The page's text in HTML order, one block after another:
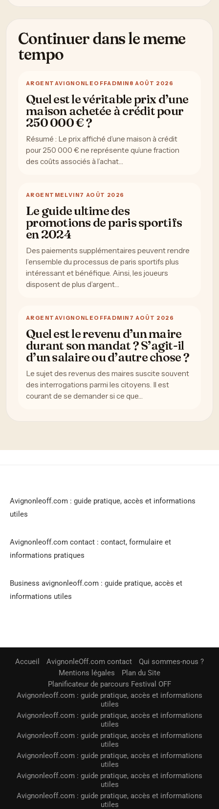
Continuer dans le meme
tempo
ARGENT AVIGNONLEOFFADMIN 8 AOÛT 2026
Quel est le véritable prix d’une
maison achetée à crédit pour
250 000 € ?
Résumé : Le prix affiché d’une maison à crédit
pour 250 000 € ne représente qu’une fraction
des coûts associés à l’achat…
ARGENT MELVIN7 AOÛT 2026
Le guide ultime des
promotions de paris sportifs
en 2024
Des paiements supplémentaires peuvent rendre
l’ensemble du processus de paris sportifs plus
intéressant et bénéfique. Ainsi, les joueurs
disposent de plus d’argent…
ARGENT AVIGNONLEOFFADMIN 7 AOÛT 2026
Quel est le revenu d’un maire
durant son mandat ? S’agit-il
d’un salaire ou d’autre chose ?
Le sujet des revenus des maires suscite souvent
des interrogations parmi les citoyens. Il est
courant de se demander si ce que…
Avignonleoff.com : guide pratique, accès et informations
utiles
Avignonleoff.com contact : contact, formulaire et
informations pratiques
Business avignonleoff.com : guide pratique, accès et
informations utiles
Accueil AvignonleOff.com contact
Qui sommes-nous ?
Mentions légales
Plan du Site
Planificateur de parcours Festival OFF
Avignonleoff.com : guide pratique, accès et informations
utiles
Avignonleoff.com : guide pratique, accès et informations
utiles
Avignonleoff.com : guide pratique, accès et informations
utiles
Avignonleoff.com : guide pratique, accès et informations
utiles
Avignonleoff.com : guide pratique, accès et informations
utiles
Avignonleoff.com : guide pratique, accès et informations
utiles